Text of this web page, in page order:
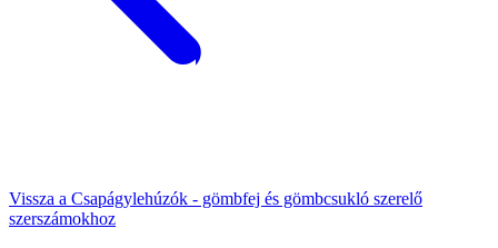
Vissza a Csapágylehúzók - gömbfej és gömbcsukló szerelő
szerszámokhoz